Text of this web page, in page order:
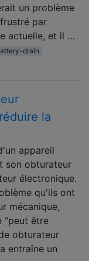
un problème
par
actuelle, et il …
drain
la
appareil
son obturateur
électronique.
qu'ils ont
mécanique,
"peut être
obturateur
entraîne un